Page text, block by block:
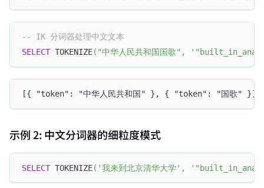
-- IK 分词器处理中文文本
SELECT TOKENIZE( "中华人民共和国国歌" ,
[{ "token": "中华人民共和国" }, { "token": "国歌" }]
示例 2: 中文分词器的细粒度模式
SELECT TOKENIZE( '我来到北京清华大学' ,